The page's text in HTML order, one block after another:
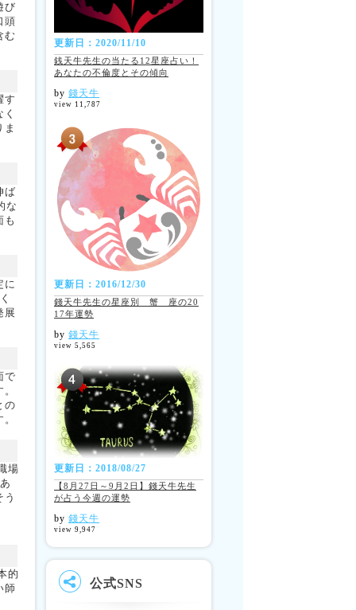
び
頭
む
す
ば
な
も
に
展
で
の
場
的
師
更新日：2020/11/10
銭天牛先生の当たる12星座占い！
あなたの不倫度とその傾向
by 錢天牛
view 11,787
更新日：2016/12/30
錢天牛先生の星座別 蟹 座の20
17年運勢
by 錢天牛
view 5,565
更新日：2018/08/27
【8月27日～9月2日】錢天牛先生
が占う今週の運勢
by 錢天牛
view 9,947
公式SNS